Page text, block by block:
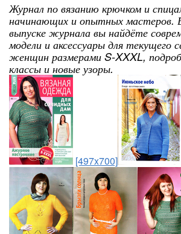
Журнал по вязанию крючком и
начинающих и опытных мастеров.
выпуске журнала вы найдёте
модели и аксессуары для текущего
женщин размерами S-XXXL,
классы и новые узоры.
[497x700]